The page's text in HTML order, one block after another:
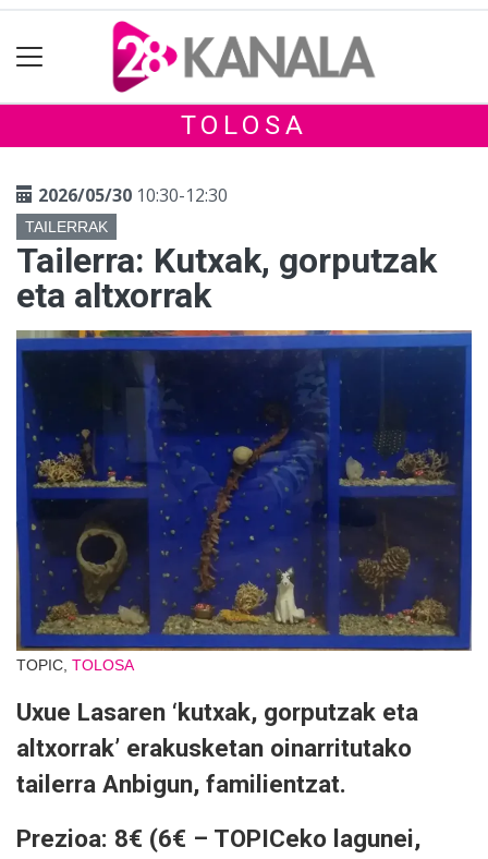
TOLOSA
2026/05/30 10:30-12:30
TAILERRAK
Tailerra: Kutxak, gorputzak
eta altxorrak
TOPIC, TOLOSA
Uxue Lasaren ‘kutxak, gorputzak eta
altxorrak’ erakusketan oinarritutako
tailerra Anbigun, familientzat.
Prezioa: 8€ (6€ – TOPICeko lagunei,